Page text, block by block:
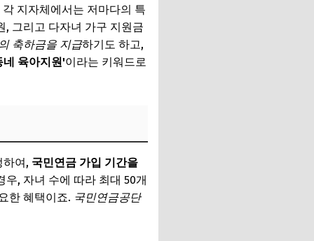
지자체에서는 저마다의 특
, 그리고 다자녀 가구 지원금
축하금을 지급하기도 하고,
네 육아지원'이라는 키워드로
하여, 국민연금 가입 기간을
, 자녀 수에 따라 최대 50개
한 혜택이죠. 국민연금공단